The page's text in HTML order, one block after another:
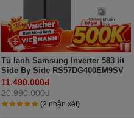
Tủ lạnh Samsung Inverter 583 lít
Side By Side RS57DG400EM9SV
11.490.000đ
20.990.000đ
(2 nhận xét)